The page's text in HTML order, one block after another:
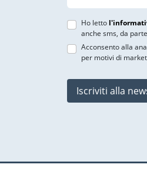
Ho letto
anche sms, da
Acconsento alla
per motivi di
Iscriviti alla